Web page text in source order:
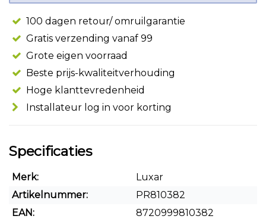
100 dagen retour/ omruilgarantie
Gratis verzending vanaf 99
Grote eigen voorraad
Beste prijs-kwaliteitverhouding
Hoge klanttevredenheid
Installateur log in voor korting
Specificaties
Merk:
Luxar
Artikelnummer:
PR810382
EAN:
8720999810382